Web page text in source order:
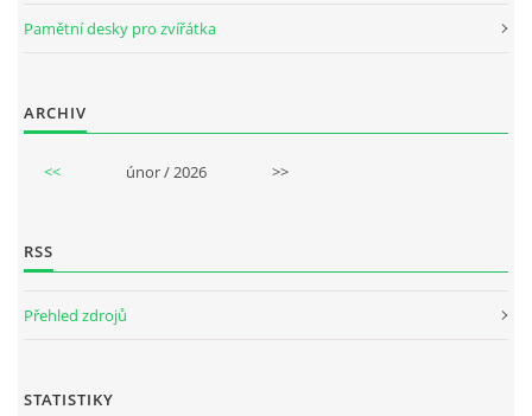
Pamětní desky pro zvířátka
ARCHIV
<< únor / 2026 >>
RSS
Přehled zdrojů
STATISTIKY